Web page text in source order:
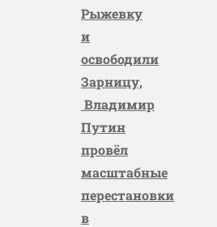
Рыжевку
и
освободили
Зарницу,
Владимир
Путин
провёл
масштабные
перестановки
в